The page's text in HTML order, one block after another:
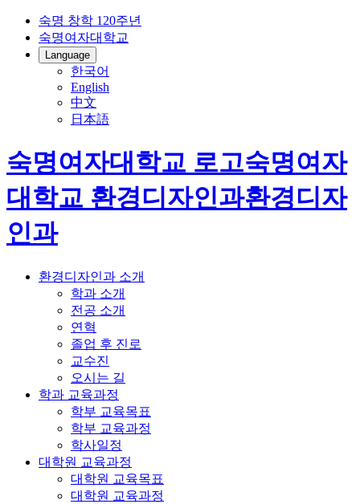
숙명 창학 120주년
숙명여자대학교
Language
한국어
English
中文
日本語
숙명여자대학교 로고숙명여자
대학교 환경디자인과환경디자
인과
환경디자인과 소개
학과 소개
전공 소개
연혁
졸업 후 진로
교수진
오시는 길
학과 교육과정
학부 교육목표
학부 교육과정
학사일정
대학원 교육과정
대학원 교육목표
대학원 교육과정